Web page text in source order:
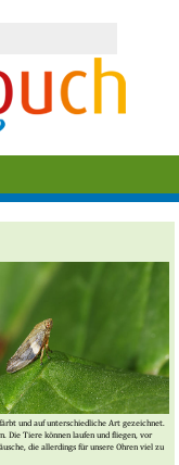
und auf unterschiedliche Art gezeichnet.
Die Tiere können laufen und fliegen, vor
die allerdings für unsere Ohren viel zu